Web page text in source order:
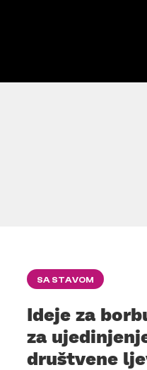
SA STAVOM
Ideje za
za
društvene